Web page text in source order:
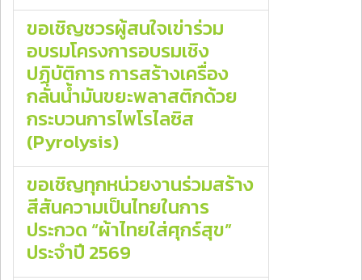
ขอเชิญชวรผู้สนใจเข่าร่วม
อบรมโครงการอบรมเชิง
ปฏิบัติการ การสร้างเครื่อง
กลั่นน้ำมันขยะพลาสติกด้วย
กระบวนการไพโรไลซิส
(Pyrolysis)
ขอเชิญทุกหน่วยงานร่วมสร้าง
สีสันความเป็นไทยในการ
ประกวด “ผ้าไทยใส่ศุกร์สุข”
ประจำปี 2569